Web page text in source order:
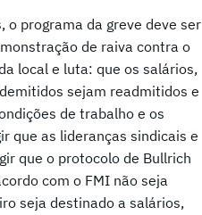
o programa da greve deve ser
de raiva contra o
local e luta: que os salários,
sejam readmitidos e
de trabalho e os
que as lideranças sindicais e
que o protocolo de Bullrich
com o FMI não seja
seja destinado a salários,